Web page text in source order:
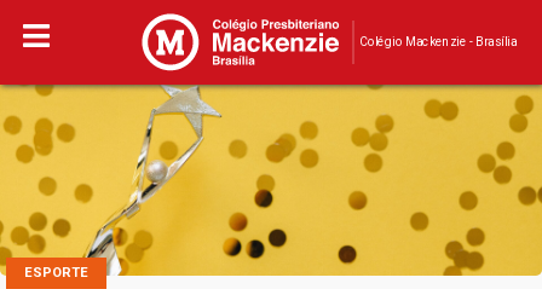
Colégio Mackenzie - Brasília
ESPORTE